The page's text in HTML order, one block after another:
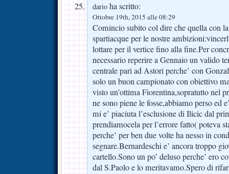
dario ha scritto:
Ottobre 19th, 2015 alle 08:29
Comincio subito col dire che quella con
spartiacque per le nostre
lottare per il vertice fino alla fine.Per
necessario reperire a Gennaio un valido
centrale pari ad Astori perche’ con
solo un buon campionato con obiettivo
visto un’ottima Fiorentina,sopratutto nel
ne sono piene le fosse,abbiamo perso ed
mi e’ piaciuta l’esclusione di Ilicic dal
prendiamocela per l’errore fatto( poteva
perche’ per ben due volte ha nesso in
segnare.Bernardeschi e’ ancora troppo
cartello.Sono un po’ deluso perche’ ero
dal S.Paolo e lo meritavamo.Spero di